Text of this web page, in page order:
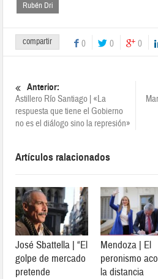
Rubén Dri
compartir 0 0 0
Anterior:
Astillero Río Santiago | «La
respuesta que tiene el Gobierno
no es el diálogo sino la represión»
Artículos ralacionados
José Sbattella | “El
golpe de mercado
pretende
Mendoza | El
peronismo
la distancia